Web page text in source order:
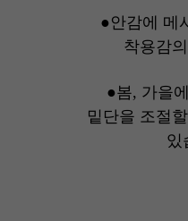
●안감에 메
착용감
●봄, 가을
밑단을 조절
있